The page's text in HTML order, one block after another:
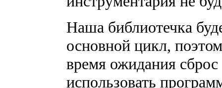
Наша библиотечка
основной цикл,
время ожидания сброс
использовать